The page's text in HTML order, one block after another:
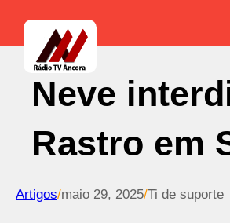
Neve
Rastro em
Artigos/maio 29, 2025/Ti de suporte